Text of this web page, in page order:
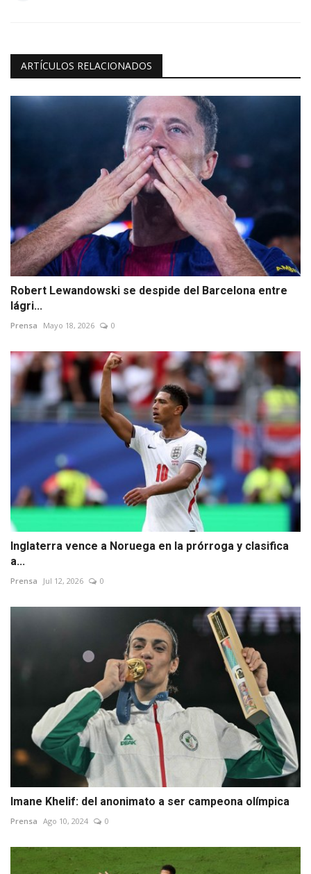
ARTÍCULOS RELACIONADOS
Robert Lewandowski se despide del Barcelona entre
lágri...
Prensa Mayo 18, 2026 0
Inglaterra vence a Noruega en la prórroga y clasifica
a...
Prensa Jul 12, 2026 0
Imane Khelif: del anonimato a ser campeona olímpica
Prensa Ago 10, 2024 0